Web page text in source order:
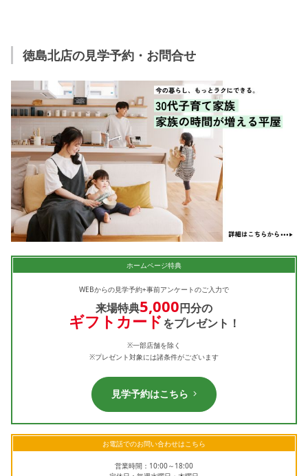
徳島北店の見学予約・お問合せ
ホームページ特典
WEBからの見学予約+事前アンケートのご入力で
来場特典5,000円分の
ギフトカードをプレゼント！
※一部店舗を除く
※プレゼント対象には諸条件がございます
見学予約はこちら
お電話でのお問い合わせはこちら
営業時間：10:00～18:00